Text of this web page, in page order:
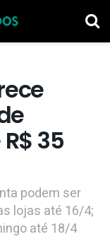
35
podem ser
lojas até 16/4;
até 18/4